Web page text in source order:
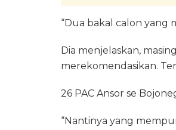
“Dua bakal calon yang
Dia menjelaskan,
merekomendasikan.
26 PAC Ansor se
“Nantinya yang